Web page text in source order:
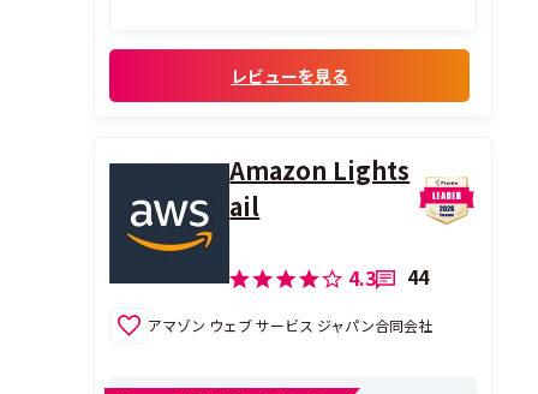
・大手で老舗のサービスでありながら、革
新性を忘れていないこと。サービスとして
レビューを見る
Amazon Lights
ail
4.3 44
アマゾン ウェブ サービス ジャパン合同会社